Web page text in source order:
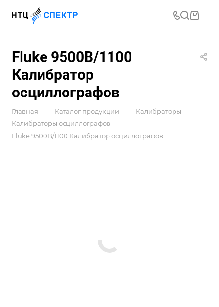
Fluke 9500B/1100
Калибратор
осциллографов
Главная — Каталог продукции — Калибраторы —
Калибраторы осциллографов —
Fluke 9500B/1100 Калибратор осциллографов